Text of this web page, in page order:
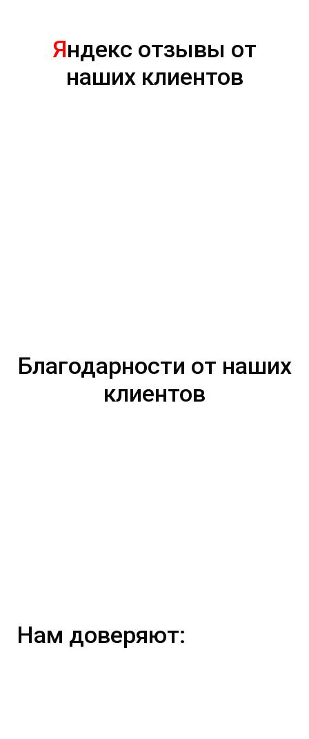
Яндекс отзывы от
наших клиентов
Благодарности от наших
клиентов
Нам доверяют: